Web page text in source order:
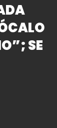
SE